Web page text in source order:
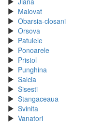
Malovat
Obarsia-closani
Orsova
Patulele
Ponoarele
Pristol
Punghina
Salcia
Sisesti
Stangaceaua
Svinita
Vanatori